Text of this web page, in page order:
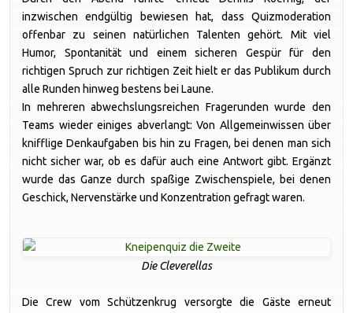
inzwischen endgültig bewiesen hat, dass Quizmoderation
offenbar zu seinen natürlichen Talenten gehört. Mit viel
Humor, Spontanität und einem sicheren Gespür für den
richtigen Spruch zur richtigen Zeit hielt er das Publikum durch
alle Runden hinweg bestens bei Laune.
In mehreren abwechslungsreichen Fragerunden wurde den
Teams wieder einiges abverlangt: Von Allgemeinwissen über
knifflige Denkaufgaben bis hin zu Fragen, bei denen man sich
nicht sicher war, ob es dafür auch eine Antwort gibt. Ergänzt
wurde das Ganze durch spaßige Zwischenspiele, bei denen
Geschick, Nervenstärke und Konzentration gefragt waren.
Die Cleverellas
Die Crew vom Schützenkrug versorgte die Gäste erneut